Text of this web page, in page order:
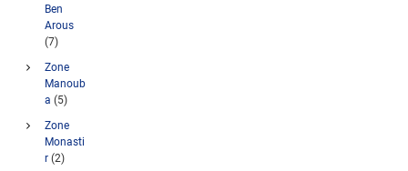
Ben
Arous
(7)
Zone
Manoub
a (5)
Zone
Monasti
r (2)